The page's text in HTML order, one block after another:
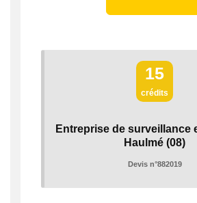
15
crédits
Entreprise de surveillance
Haulmé (08)
Devis n°882019